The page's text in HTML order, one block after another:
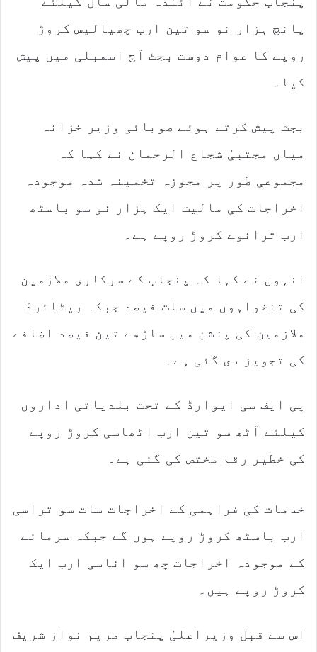
پانچ ہزار نو سو تین ارب چھیالیس کروڑ
روپے کا عوام دوست بجٹ آج اسمبلی میں پیش
کیا۔
بجٹ پیش کرتے ہوئے صوبائی وزیر خزانہ
میاں مجتبیٰ شجاع الرحمان نے کہا کہ
مجموعی طور پر مجوزہ تخمینہ شدہ موجودہ
اخراجات کی مالیت ایک ہزار نو سو باسٹھ
ارب ترانوے کروڑ روپے ہے۔
انہوں نے کہا کہ پنجاب کے سرکاری ملازمین
کی تنخواہوں میں سات فیصد جبکہ ریٹائرڈ
ملازمین کی پنشن میں ساڑھے تین فیصد اضافے
کی تجویز دی گئی ہے۔
پی ایف سی ایوارڈ کے تحت بلدیاتی اداروں
کیلئے آٹھ سو تین ارب اٹھاسی کروڑ روپے
کی خطیر رقم مختص کی گئی ہے۔
خدمات کی فراہمی کے اخراجات سات سو تراسی
ارب باسٹھ کروڑ روپے ہوں گے جبکہ سرمائے
کے موجودہ اخراجات چھ سو اناسی ارب ایک
کروڑ روپے ہیں۔
اس سے قبل وزیراعلیٰ پنجاب مریم نواز شریف